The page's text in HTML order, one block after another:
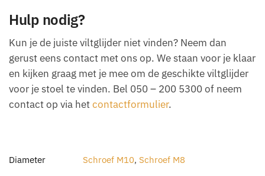
Hulp nodig?
Kun je de juiste viltglijder niet vinden? Neem dan
gerust eens contact met ons op. We staan voor je klaar
en kijken graag met je mee om de geschikte viltglijder
voor je stoel te vinden. Bel 050 – 200 5300 of neem
contact op via hetcontactformulier.
Diameter Schroef M10, Schroef M8